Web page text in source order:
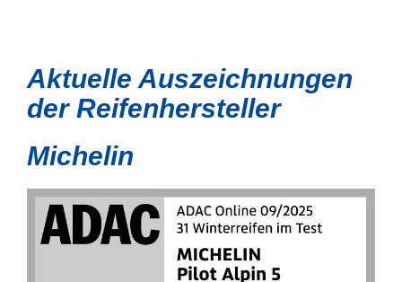
Aktuelle Auszeichnungen
der Reifenhersteller
Michelin